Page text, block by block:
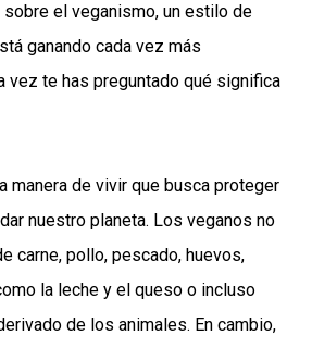
sobre el veganismo, un estilo de
ganando cada vez más
vez te has preguntado qué significa
manera de vivir que busca proteger
nuestro planeta. Los veganos no
carne, pollo, pescado, huevos,
la leche y el queso o incluso
de los animales. En cambio,